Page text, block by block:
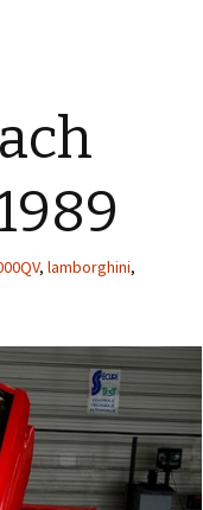
, lamborghini,